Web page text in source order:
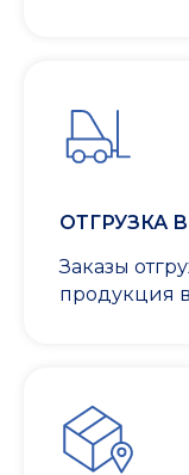
ОТГРУЗКА
Заказы
продукция